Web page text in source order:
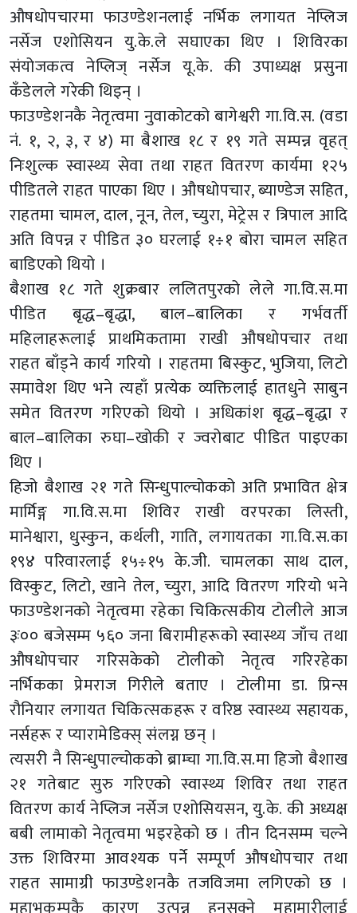
औषधोपचारमा फाउण्डेशनलाई नर्भिक लगायत नेप्लिज
नर्सेज एशोसियन यु.के.ले सघाएका थिए । शिविरका
संयोजकत्व नेप्लिज् नर्सेज यू.के. की उपाध्यक्ष प्रसुना
कँडेलले गरेकी थिइन् ।
फाउण्डेशनकै नेतृत्वमा नुवाकोटको बागेश्वरी गा.वि.स. (वडा
नं. १, २, ३, र ४) मा बैशाख १८ र १९ गते सम्पन्न वृहत्
निःशुल्क स्वास्थ्य सेवा तथा राहत वितरण कार्यमा १२५
पीडितले राहत पाएका थिए । औषधोपचार, ब्याण्डेज सहित,
राहतमा चामल, दाल, नून, तेल, च्युरा, मेट्रेस र त्रिपाल आदि
अति विपन्न र पीडित ३० घरलाई १÷१ बोरा चामल सहित
बाडिएको थियो ।
बैशाख १८ गते शुक्रबार ललितपुरको लेले गा.वि.स.मा
पीडित बृद्ध–बृद्धा, बाल–बालिका र गर्भवर्ती
महिलाहरूलाई प्राथमिकतामा राखी औषधोपचार तथा
राहत बाँड्ने कार्य गरियो । राहतमा बिस्कुट, भुजिया, लिटो
समावेश थिए भने त्यहाँ प्रत्येक व्यक्तिलाई हातधुने साबुन
समेत वितरण गरिएको थियो । अधिकांश बृद्ध–बृद्धा र
बाल–बालिका रुघा–खोकी र ज्वरोबाट पीडित पाइएका
थिए ।
हिजो बैशाख २१ गते सिन्धुपाल्चोकको अति प्रभावित क्षेत्र
मार्मिङ्ग गा.वि.स.मा शिविर राखी वरपरका लिस्ती,
मानेश्वारा, धुस्कुन, कर्थली, गाति, लगायतका गा.वि.स.का
१९४ परिवारलाई १५÷१५ के.जी. चामलका साथ दाल,
विस्कुट, लिटो, खाने तेल, च्युरा, आदि वितरण गरियो भने
फाउण्डेशनको नेतृत्वमा रहेका चिकित्सकीय टोलीले आज
३ः०० बजेसम्म ५६० जना बिरामीहरूको स्वास्थ्य जाँच तथा
औषधोपचार गरिसकेको टोलीको नेतृत्व गरिरहेका
नर्भिकका प्रेमराज गिरीले बताए । टोलीमा डा. प्रिन्स
रौनियार लगायत चिकित्सकहरू र वरिष्ठ स्वास्थ्य सहायक,
नर्सहरू र प्यारामेडिक्स् संलग्न छन् ।
त्यसरी नै सिन्धुपाल्चोकको ब्राम्चा गा.वि.स.मा हिजो बैशाख
२१ गतेबाट सुरु गरिएको स्वास्थ्य शिविर तथा राहत
वितरण कार्य नेप्लिज नर्सेज एशोसियसन, यु.के. की अध्यक्ष
बबी लामाको नेतृत्वमा भइरहेको छ । तीन दिनसम्म चल्ने
उक्त शिविरमा आवश्यक पर्ने सम्पूर्ण औषधोपचार तथा
राहत सामाग्री फाउण्डेशनकै तजविजमा लगिएको छ ।